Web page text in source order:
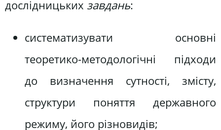
дослідницьких завдань:
систематизувати основні
теоретико-методологічні підходи
до визначення сутності, змісту,
структури поняття державного
режиму, його різновидів;